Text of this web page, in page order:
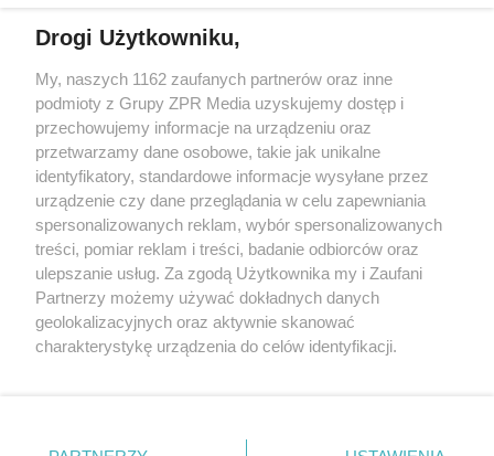
Żaden utwór zamieszczony w serwisie nie może być powielany i
rozpowszechniany lub dalej rozpowszechniany w jakikolwiek sposób (w
tym także elektroniczny lub mechaniczny) na jakimkolwiek polu
eksploatacji w jakiejkolwiek formie, włącznie z umieszczaniem w
Internecie bez pisemnej zgody właściciela praw. Jakiekolwiek użycie lub
wykorzystanie utworów w całości lub w części z naruszeniem prawa,
tzn. bez właściwej zgody, jest zabronione pod groźbą kary i może być
ścigane prawnie.
Drogi Użytkowniku,
My, naszych 1162 zaufanych partnerów oraz inne
podmioty z Grupy ZPR Media uzyskujemy dostęp i
przechowujemy informacje na urządzeniu oraz
przetwarzamy dane osobowe, takie jak unikalne
identyfikatory, standardowe informacje wysyłane przez
urządzenie czy dane przeglądania w celu zapewniania
spersonalizowanych reklam, wybór spersonalizowanych
treści, pomiar reklam i treści, badanie odbiorców oraz
ulepszanie usług. Za zgodą Użytkownika my i Zaufani
Partnerzy możemy używać dokładnych danych
geolokalizacyjnych oraz aktywnie skanować
charakterystykę urządzenia do celów identyfikacji.
zmienić/wycofać klikając przycisk ustawień prywatności